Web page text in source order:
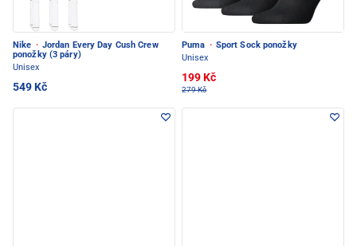
Nike · Jordan Every Day Cush Crew
ponožky (3 páry)
Unisex
549 Kč
Puma · Sport Sock ponožky
Unisex
199 Kč
279 Kč